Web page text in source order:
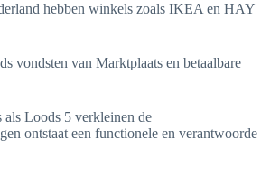
hebben winkels zoals IKEA en HAY
vondsten van Marktplaats en betaalbare
Loods 5 verkleinen de
ontstaat een functionele en verantwoorde